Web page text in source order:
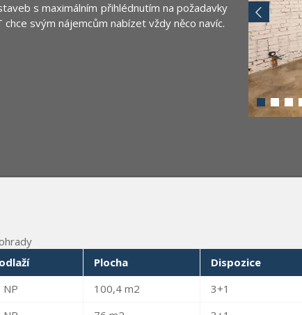
s maximálním přihlédnutím na požadavky
chce svým nájemcům nabízet vždy něco navíc.
Plocha Dispozice
NP 100,4 m2 3+1